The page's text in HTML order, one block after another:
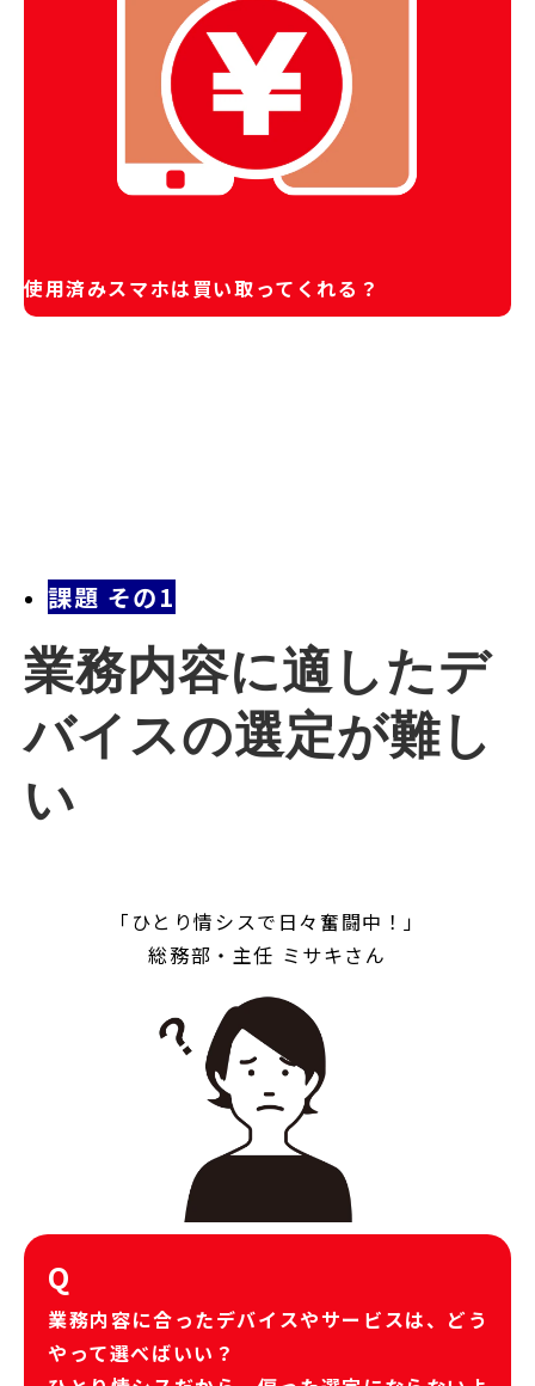
使用済みスマホは買い取ってくれる？
課題 その1
業務内容に適したデ
バイスの選定が難し
い
「ひとり情シスで日々奮闘中！」
総務部・主任 ミサキさん
Q
業務内容に合ったデバイスやサービスは、どう
やって選べばいい？